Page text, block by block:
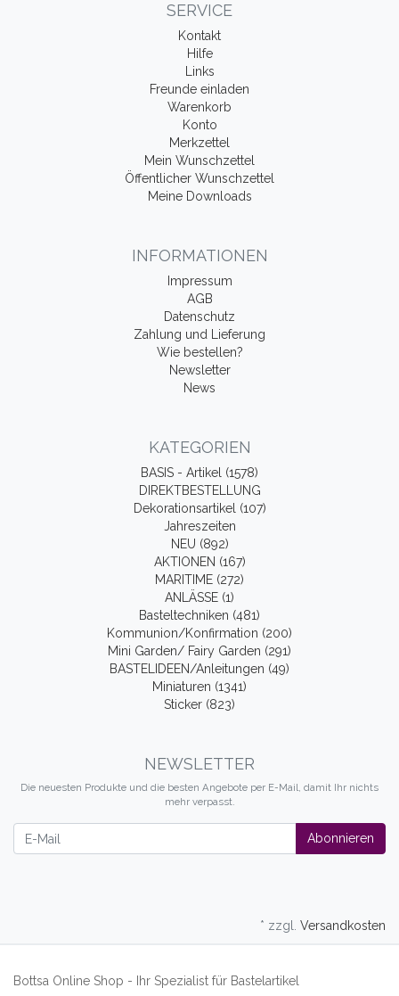
SERVICE
Kontakt
Hilfe
Links
Freunde einladen
Warenkorb
Konto
Merkzettel
Mein Wunschzettel
Öffentlicher Wunschzettel
Meine Downloads
INFORMATIONEN
Impressum
AGB
Datenschutz
Zahlung und Lieferung
Wie bestellen?
Newsletter
News
KATEGORIEN
BASIS - Artikel (1578)
DIREKTBESTELLUNG
Dekorationsartikel (107)
Jahreszeiten
NEU (892)
AKTIONEN (167)
MARITIME (272)
ANLÄSSE (1)
Basteltechniken (481)
Kommunion/Konfirmation (200)
Mini Garden/ Fairy Garden (291)
BASTELIDEEN/Anleitungen (49)
Miniaturen (1341)
Sticker (823)
NEWSLETTER
Die neuesten Produkte und die besten Angebote per E-Mail, damit Ihr nichts
mehr verpasst.
Abonnieren
* zzgl. Versandkosten
Bottsa Online Shop - Ihr Spezialist für Bastelartikel